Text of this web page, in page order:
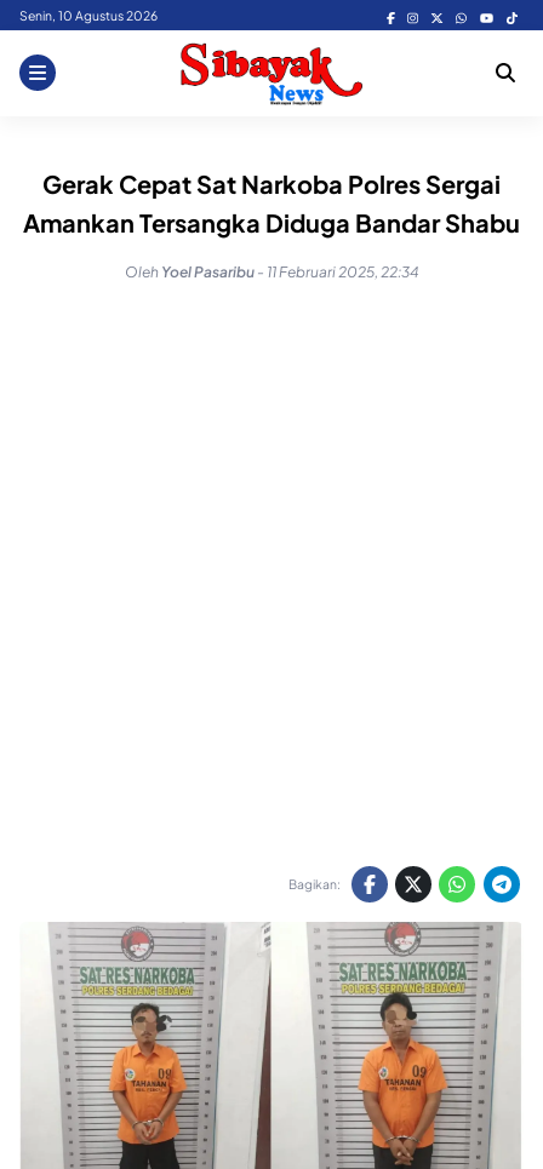
Skip
content
Senin, 10 Agustus 2026
Gerak Cepat Sat Narkoba Polres Sergai
Amankan Tersangka Diduga Bandar Shabu
Oleh Yoel Pasaribu - 11 Februari 2025, 22:34
Bagikan: